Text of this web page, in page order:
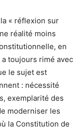
« réflexion sur
réalité moins
en
toujours rimé avec
le sujet est
: nécessité
exemplarité des
moderniser les
la Constitution de